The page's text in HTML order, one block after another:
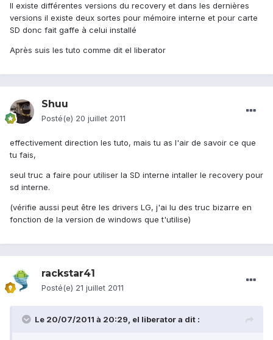
Il existe différentes versions du recovery et dans les dernières
versions il existe deux sortes pour mémoire interne et pour carte
SD donc fait gaffe à celui installé
Après suis les tuto comme dit el liberator
Shuu
Posté(e) 20 juillet 2011
effectivement direction les tuto, mais tu as l'air de savoir ce que
tu fais,
seul truc a faire pour utiliser la SD interne intaller le recovery pour
sd interne.
(vérifie aussi peut être les drivers LG, j'ai lu des truc bizarre en
fonction de la version de windows que t'utilise)
rackstar41
Posté(e) 21 juillet 2011
Le 20/07/2011 à 20:29, el liberator a dit :